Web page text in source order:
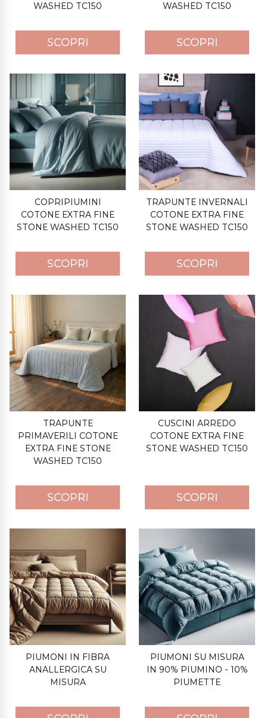
WASHED TC150
SCOPRI
WASHED TC150
SCOPRI
COPRIPIUMINI
COTONE EXTRA FINE
STONE WASHED TC150
SCOPRI
TRAPUNTE INVERNALI
COTONE EXTRA FINE
STONE WASHED TC150
SCOPRI
TRAPUNTE
PRIMAVERILI COTONE
EXTRA FINE STONE
WASHED TC150
SCOPRI
CUSCINI ARREDO
COTONE EXTRA FINE
STONE WASHED TC150
SCOPRI
PIUMONI IN FIBRA
ANALLERGICA SU
MISURA
PIUMONI SU MISURA
IN 90% PIUMINO - 10%
PIUMETTE